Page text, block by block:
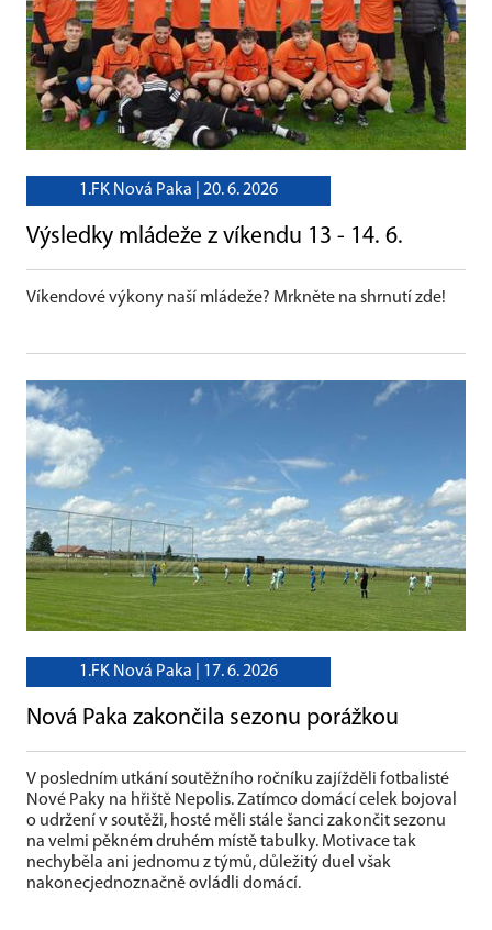
1.FK Nová Paka | 20. 6. 2026
Výsledky mládeže z víkendu 13 - 14. 6.
Víkendové výkony naší mládeže? Mrkněte na shrnutí zde!
1.FK Nová Paka | 17. 6. 2026
Nová Paka zakončila sezonu porážkou
V posledním utkání soutěžního ročníku zajížděli fotbalisté
Nové Paky na hřiště Nepolis. Zatímco domácí celek bojoval
o udržení v soutěži, hosté měli stále šanci zakončit sezonu
na velmi pěkném druhém místě tabulky. Motivace tak
nechyběla ani jednomu z týmů, důležitý duel však
nakonecjednoznačně ovládli domácí.